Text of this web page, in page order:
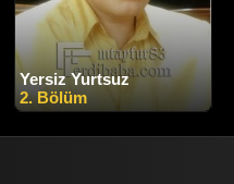
Yersiz Yurtsuz
2. Bölüm